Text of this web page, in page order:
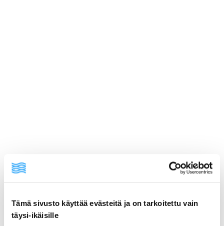
Tämä sivusto käyttää evästeitä ja on tarkoitettu vain
täysi-ikäisille
ainekset